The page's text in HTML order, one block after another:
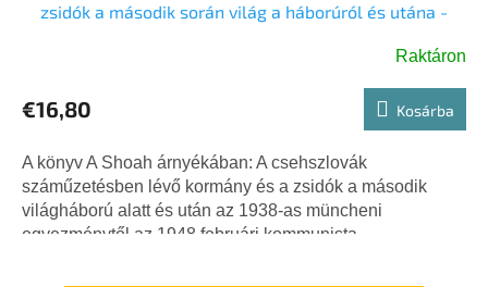
zsidók a második során világ a háborúról és utána -
Raktáron
€16,80 Kosárba
A könyv A Shoah árnyékában: A csehszlovák
száműzetésben lévő kormány és a zsidók a második
világháború alatt és után az 1938-as müncheni
egyezménytől az 1948 februári kommunista...